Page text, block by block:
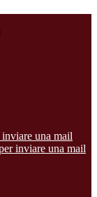
una mail
inviare una mail